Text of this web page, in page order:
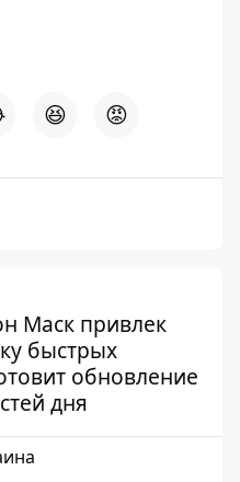
😆 😡
Маск привлек
быстрых
обновление
дня